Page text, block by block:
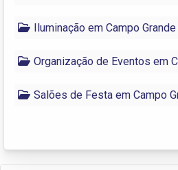
Iluminação em Campo Grande
Organização de Eventos em
Salões de Festa em Campo